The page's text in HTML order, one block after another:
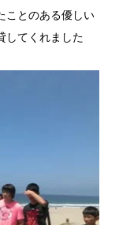
ことのある優しい
してくれました